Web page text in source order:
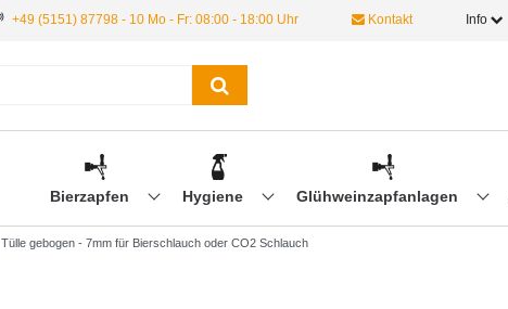
+49 (5151) 87798 - 10 Mo - Fr: 08:00 - 18:00 Uhr Kontakt Info
Bierzapfen Hygiene Glühweinzapfanlagen
Tülle gebogen - 7mm für Bierschlauch oder CO2 Schlauch